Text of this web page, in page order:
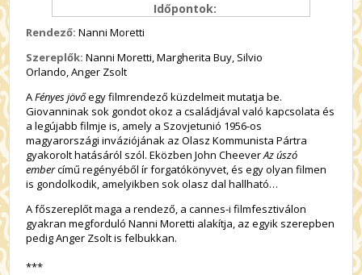
Időpontok:
Rendező: Nanni Moretti
Szereplők: Nanni Moretti,Margherita Buy, Silvio
Orlando,Anger Zsolt
AFényes jövőegy filmrendező küzdelmeit mutatja be.
Giovanninak sok gondot okoz a családjával való kapcsolata és
a legújabb filmje is, amely a Szovjetunió 1956-os
magyarországi inváziójának az Olasz Kommunista Pártra
gyakorolt hatásáról szól. Eközben John CheeverAz úszó
embercímű regényéből ír forgatókönyvet, és egy olyan filmen
is gondolkodik, amelyikben sok olasz dal hallható…
A főszereplőt maga a rendező, a cannes-i filmfesztiválon
gyakran megforduló Nanni Moretti alakítja, az egyik szerepben
pedig Anger Zsolt is felbukkan.
***